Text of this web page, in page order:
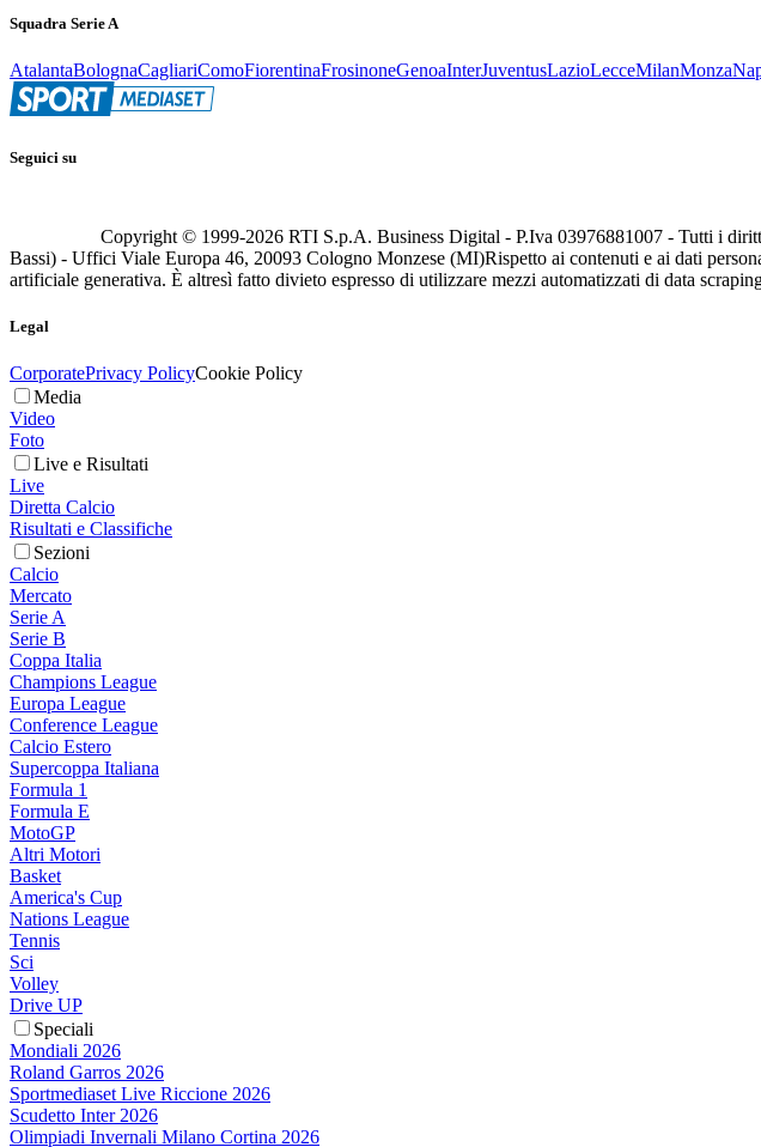
Squadra Serie A
AtalantaBolognaCagliariComoFiorentinaFrosinoneGenoaInterJuventusLazioLecceMilanMonza
Seguici su
Copyright © 1999-2026 RTI S.p.A. Business Digital - P.Iva 03976881007 - Tutti i
Bassi) - Uffici Viale Europa 46, 20093 Cologno Monzese (MI)Rispetto ai contenuti e ai dati
artificiale generativa. È altresì fatto divieto espresso di utilizzare mezzi automatizzati di data
Legal
CorporatePrivacy PolicyCookie Policy
Media
Video
Foto
Live e Risultati
Live
Diretta Calcio
Risultati e Classifiche
Sezioni
Calcio
Mercato
Serie A
Serie B
Coppa Italia
Champions League
Europa League
Conference League
Calcio Estero
Supercoppa Italiana
Formula 1
Formula E
MotoGP
Altri Motori
Basket
America's Cup
Nations League
Tennis
Sci
Volley
Drive UP
Speciali
Mondiali 2026
Roland Garros 2026
Sportmediaset Live Riccione 2026
Scudetto Inter 2026
Olimpiadi Invernali Milano Cortina 2026